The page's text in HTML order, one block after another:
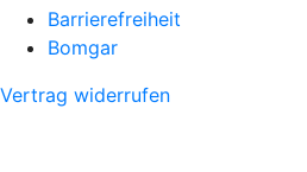
Barrierefreiheit
Bomgar
Vertrag widerrufen